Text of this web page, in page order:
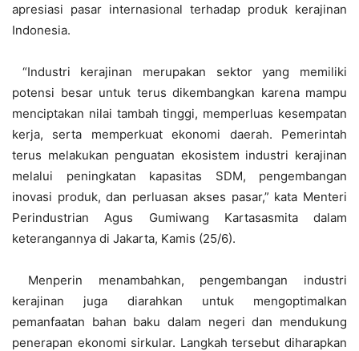
apresiasi pasar internasional terhadap produk kerajinan
Indonesia.
“Industri kerajinan merupakan sektor yang memiliki
potensi besar untuk terus dikembangkan karena mampu
menciptakan nilai tambah tinggi, memperluas kesempatan
kerja, serta memperkuat ekonomi daerah. Pemerintah
terus melakukan penguatan ekosistem industri kerajinan
melalui peningkatan kapasitas SDM, pengembangan
inovasi produk, dan perluasan akses pasar,” kata Menteri
Perindustrian Agus Gumiwang Kartasasmita dalam
keterangannya di Jakarta, Kamis (25/6).
Menperin menambahkan, pengembangan industri
kerajinan juga diarahkan untuk mengoptimalkan
pemanfaatan bahan baku dalam negeri dan mendukung
penerapan ekonomi sirkular. Langkah tersebut diharapkan